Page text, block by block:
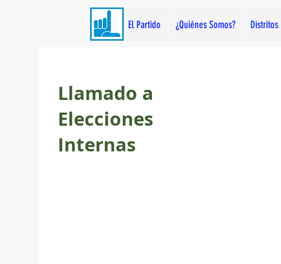
El Partido ¿Quiénes Somos? Distritos
Llamado a
Elecciones
Internas